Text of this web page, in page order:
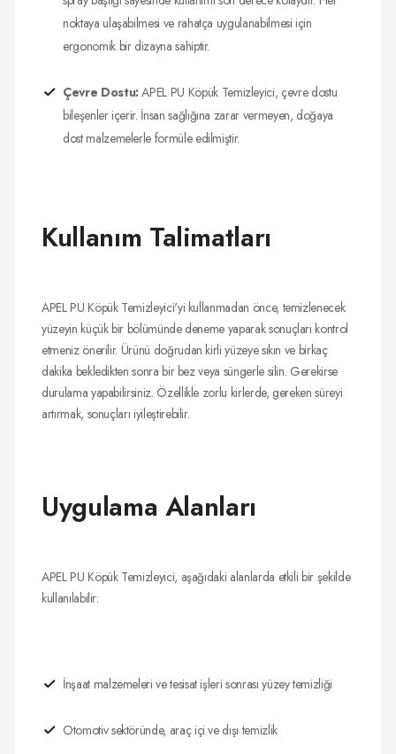
noktaya ulaşabilmesi ve rahatça uygulanabilmesi için
ergonomik bir dizayna sahiptir.
Çevre Dostu: APEL PU Köpük Temizleyici, çevre dostu
bileşenler içerir. İnsan sağlığına zarar vermeyen, doğaya
dost malzemelerle formüle edilmiştir.
Kullanım Talimatları
APEL PU Köpük Temizleyici'yi kullanmadan önce, temizlenecek
yüzeyin küçük bir bölümünde deneme yaparak sonuçları kontrol
etmeniz önerilir. Ürünü doğrudan kirli yüzeye sıkın ve birkaç
dakika bekledikten sonra bir bez veya süngerle silin. Gerekirse
durulama yapabilirsiniz. Özellikle zorlu kirlerde, gereken süreyi
artırmak, sonuçları iyileştirebilir.
Uygulama Alanları
APEL PU Köpük Temizleyici, aşağıdaki alanlarda etkili bir şekilde
kullanılabilir:
İnşaat malzemeleri ve tesisat işleri sonrası yüzey temizliği
Otomotiv sektöründe, araç içi ve dışı temizlik